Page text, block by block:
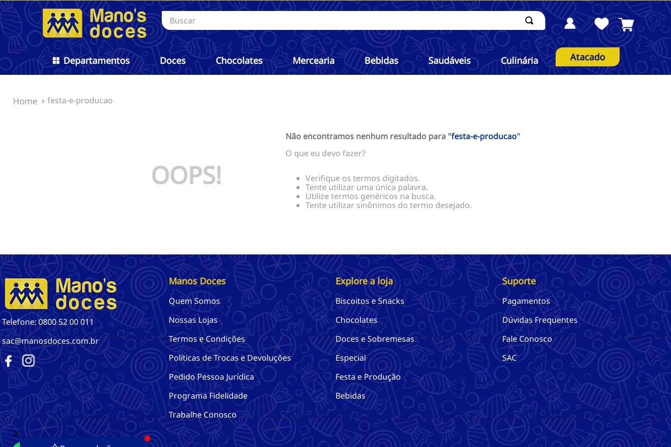
Buscar
Departamentos Doces Chocolates Mercearia Bebidas Saudáveis Culinária Atacado
festa-e-producao
OOPS!
Não encontramos nenhum resultado para "festa-e-producao"
O que eu devo fazer?
Verifique os termos digitados.
Tente utilizar uma única palavra.
Utilize termos genéricos na busca.
Tente utilizar sinônimos do termo desejado.
Telefone: 0800 52 00 011
sac@manosdoces.com.br
Manos Doces
Quem Somos
Nossas Lojas
Termos e Condições
Políticas de Trocas e Devoluções
Pedido Pessoa Jurídica
Programa Fidelidade
Trabalhe Conosco
Explore a loja
Biscoitos e Snacks
Chocolates
Doces e Sobremesas
Especial
Festa e Produção
Bebidas
Suporte
Pagamentos
Dúvidas Frequentes
Fale Conosco
SAC